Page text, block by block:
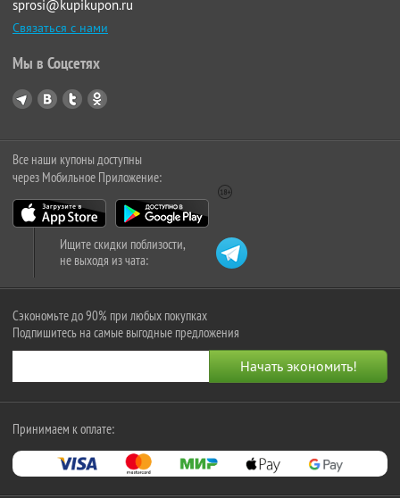
sprosi@kupikupon.ru
Связаться с нами
Мы в Соцсетях
Все наши купоны доступны
через Мобильное Приложение:
Ищите скидки поблизости,
не выходя из чата:
Сэкономьте до 90% при любых покупках
Подпишитесь на самые выгодные предложения
Принимаем к оплате: